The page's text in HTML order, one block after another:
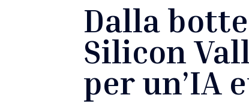
Dalla
Silicon
per un’IA